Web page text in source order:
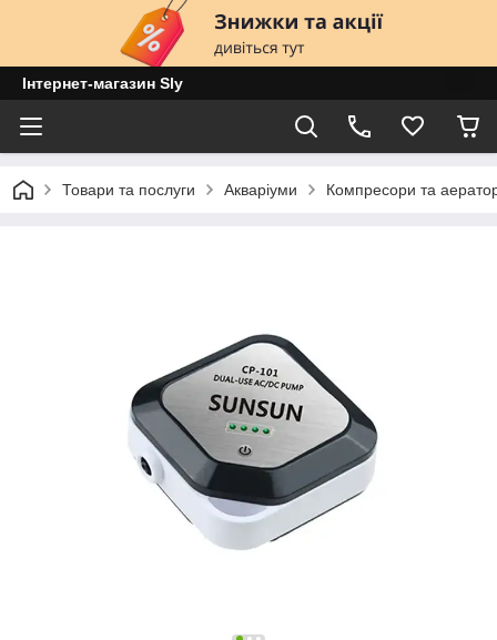
Інтернет-магазин Sly
Товари та послуги Акваріуми Компресори та